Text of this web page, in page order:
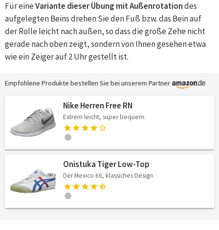
Für eineVariante dieser Übung mit Außenrotationdes
aufgelegten Beins drehen Sie den Fuß bzw. das Bein auf
der Rolle leicht nach außen, so dass die große Zehe nicht
gerade nach oben zeigt, sondern von Ihnen gesehen etwa
wie ein Zeiger auf 2 Uhr gestellt ist.
Empfohlene Produkte bestellen Sie bei unserem Partner
Nike Herren Free RN
Extrem leicht, super bequem.
Onistuka Tiger Low-Top
Der Mexico 66, klassiches Design.